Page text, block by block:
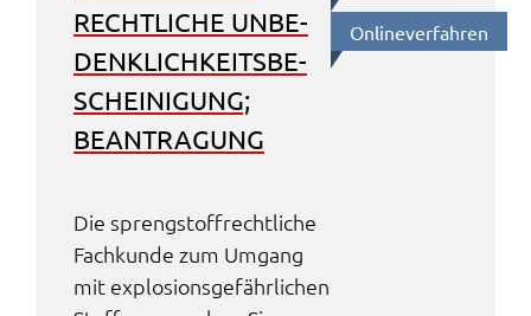
RECHT­LI­CHE UNBE­
DENK­LICH­KEITS­BE­
SCHEI­NI­GUNG;
BEAN­TRA­GUNG
Die spreng­stoff­recht­li­che
Fach­kun­de zum Umgang
mit explo­si­ons­ge­fähr­li­chen
Online­ver­fah­ren